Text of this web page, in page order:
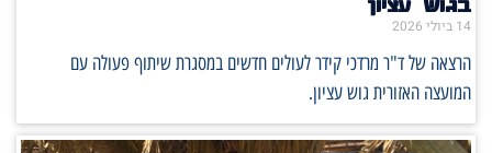
14 ביולי 2026
הרצאה של ד"ר מרדכי קידר לעולים חדשים במסגרת שיתוף פעולה עם
המועצה האזורית גוש עציון.